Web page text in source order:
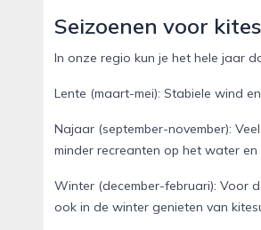
Seizoenen voor
In onze regio kun je het hele jaar
Lente (maart-mei): Stabiele wind
Najaar (september-november):
minder recreanten op het water
Winter (december-februari): Voor
ook in de winter genieten van